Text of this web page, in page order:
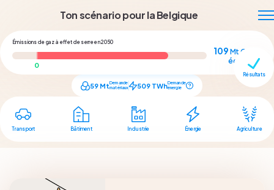
Ton scénario pour la Belgique
Émissions de gaz à effet de serre en 2050
109 Mt CO₂
éq.
59 MtDemande
matériaux
509 TWhDemande
énergie
Résultats
Transport Bâtiment Industrie Énergie Agriculture